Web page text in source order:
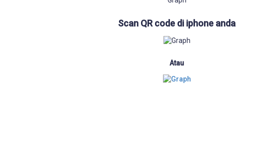
Scan QR code di iphone anda
Atau